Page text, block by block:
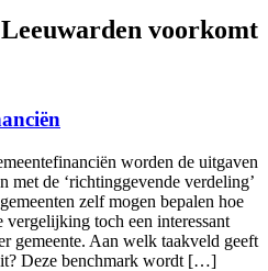
voorkomt
worden de uitgaven
met de ‘richtinggevende verdeling’
zelf mogen bepalen hoe
toch een interessant
gemeente. Aan welk taakveld geeft
Deze benchmark wordt […]